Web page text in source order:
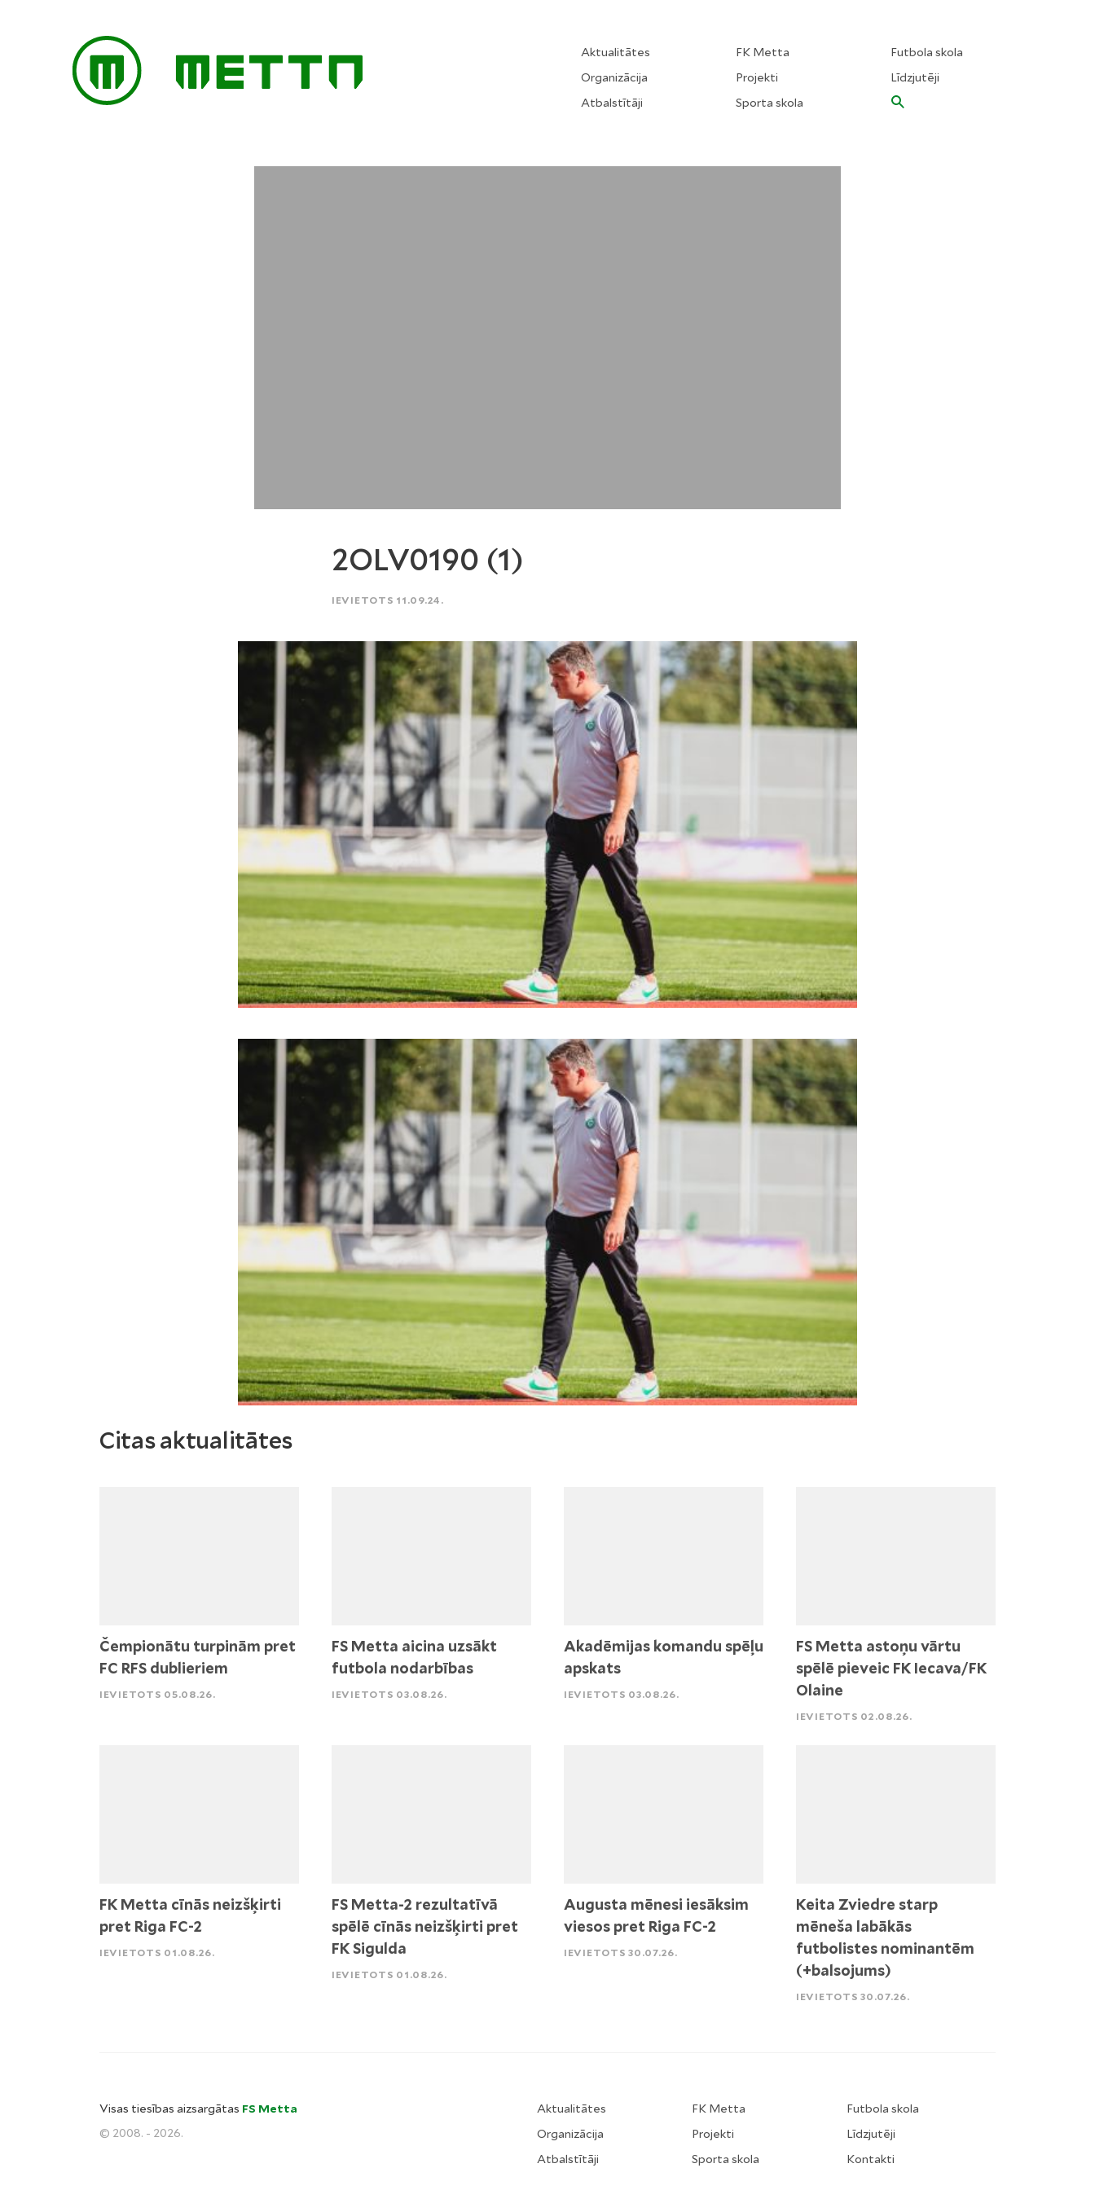
Aktualitātes
Organizācija
Atbalstītāji
FK Metta
Projekti
Sporta skola
Futbola skola
Līdzjutēji
2OLV0190 (1)
IEVIETOTS 11.09.24.
Citas aktualitātes
Čempionātu turpinām pret
FC RFS dublieriem
IEVIETOTS 05.08.26.
FS Metta aicina uzsākt
futbola nodarbības
IEVIETOTS 03.08.26.
Akadēmijas komandu spēļu
apskats
IEVIETOTS 03.08.26.
FS Metta astoņu vārtu
spēlē pieveic FK Iecava/FK
Olaine
IEVIETOTS 02.08.26.
FK Metta cīnās neizšķirti
pret Riga FC-2
IEVIETOTS 01.08.26.
FS Metta-2 rezultatīvā
spēlē cīnās neizšķirti pret
FK Sigulda
IEVIETOTS 01.08.26.
Augusta mēnesi iesāksim
viesos pret Riga FC-2
IEVIETOTS 30.07.26.
Keita Zviedre starp
mēneša labākās
futbolistes nominantēm
(+balsojums)
IEVIETOTS 30.07.26.
Visas tiesības aizsargātas FS Metta
© 2008. - 2026.
Aktualitātes
Organizācija
Atbalstītāji
FK Metta
Projekti
Sporta skola
Futbola skola
Līdzjutēji
Kontakti